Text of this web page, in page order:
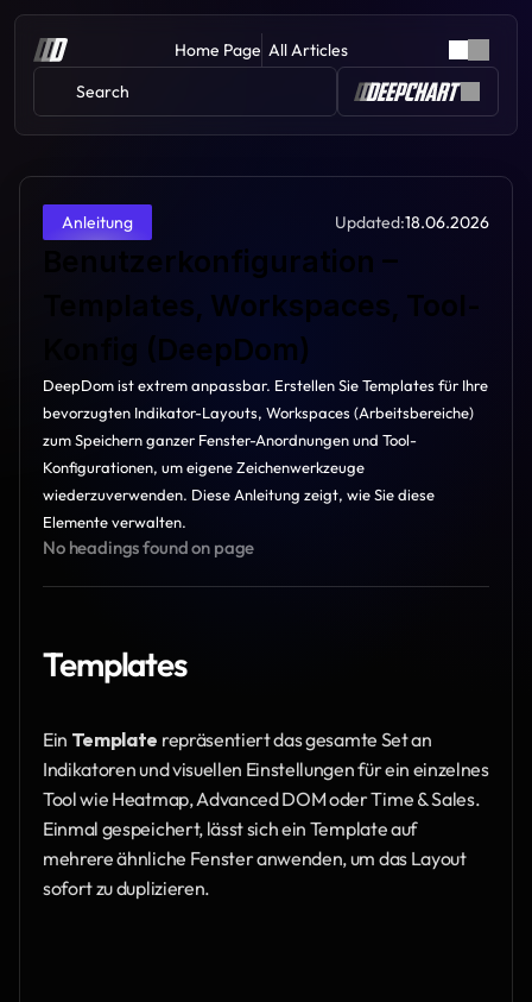
Home Page All Articles
Search
Anleitung Updated:18.06.2026
Benutzerkonfiguration –
Templates, Workspaces, Tool-
Konfig (DeepDom)
DeepDom ist extrem anpassbar. Erstellen Sie Templates für Ihre
bevorzugten Indikator-Layouts, Workspaces (Arbeitsbereiche)
zum Speichern ganzer Fenster-Anordnungen und Tool-
Konfigurationen, um eigene Zeichenwerkzeuge
wiederzuverwenden. Diese Anleitung zeigt, wie Sie diese
Elemente verwalten.
No headings found on page
Templates
Ein Template repräsentiert das gesamte Set an
Indikatoren und visuellen Einstellungen für ein einzelnes
Tool wie Heatmap, Advanced DOM oder Time & Sales.
Einmal gespeichert, lässt sich ein Template auf
mehrere ähnliche Fenster anwenden, um das Layout
sofort zu duplizieren.